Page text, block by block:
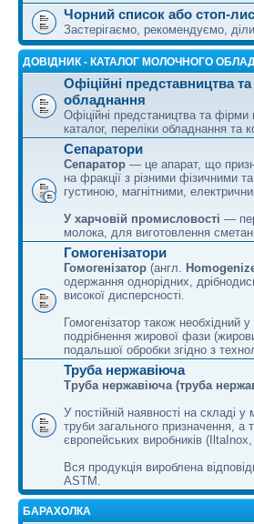
Чорний список або стоп-
Застерігаємо, рекомендуємо,
ДОВІДНИК - КАТАЛОГ МОЛОЧНОГО
Офіційні представництва
обладнання
Офіційні предстаництва та
каталог, переліки обладнання та
Сепаратори
Сепаратор — це апарат, що
на фракції з різними фізичними
густиною, магнітними,
У харчовій промисловості —
молока, для виготовлення
Гомогенізатори
Гомогенізатор (англ.
одержання однорідних,
високої дисперсності.
Гомогенізатор також необхідний
подрібнення жирової фази
подальшої обробки згідно з
Труба нержавіюча
Труба нержавіюча (труба
У постійній наявності на складі
труби загального призначення, а
європейських виробників
Вся продукція вироблена
ASTM.
БАРАХОЛКА